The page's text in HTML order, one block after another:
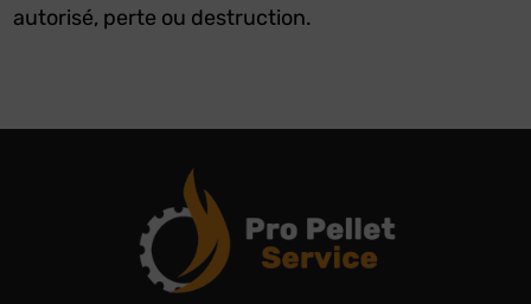
autorisé, perte ou destruction.